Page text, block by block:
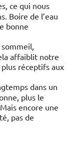
ce qui nous
Boire de l’eau
bonne
affaiblit notre
réceptifs aux
dans un
plus le
encore une
pas de